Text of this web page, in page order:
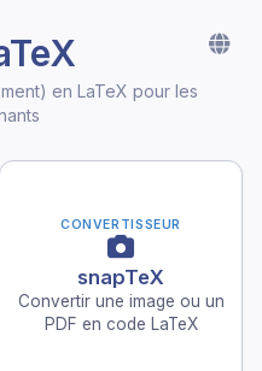
en LaTeX pour les
CONVERTISSEUR
snapTeX
Convertir une image ou un
PDF en code LaTeX